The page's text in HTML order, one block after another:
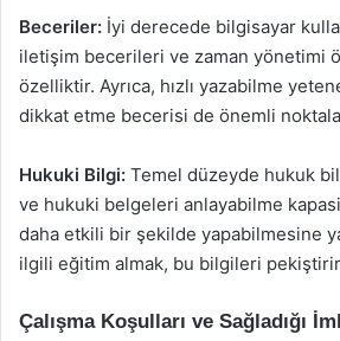
Beceriler: İyi derecede bilgisayar
iletişim becerileri ve zaman yönetimi
özelliktir. Ayrıca, hızlı yazabilme
dikkat etme becerisi de önemli
Hukuki Bilgi: Temel düzeyde hukuk
ve hukuki belgeleri anlayabilme
daha etkili bir şekilde yapabilmesine
ilgili eğitim almak, bu bilgileri
Çalışma Koşulları ve Sağladığı